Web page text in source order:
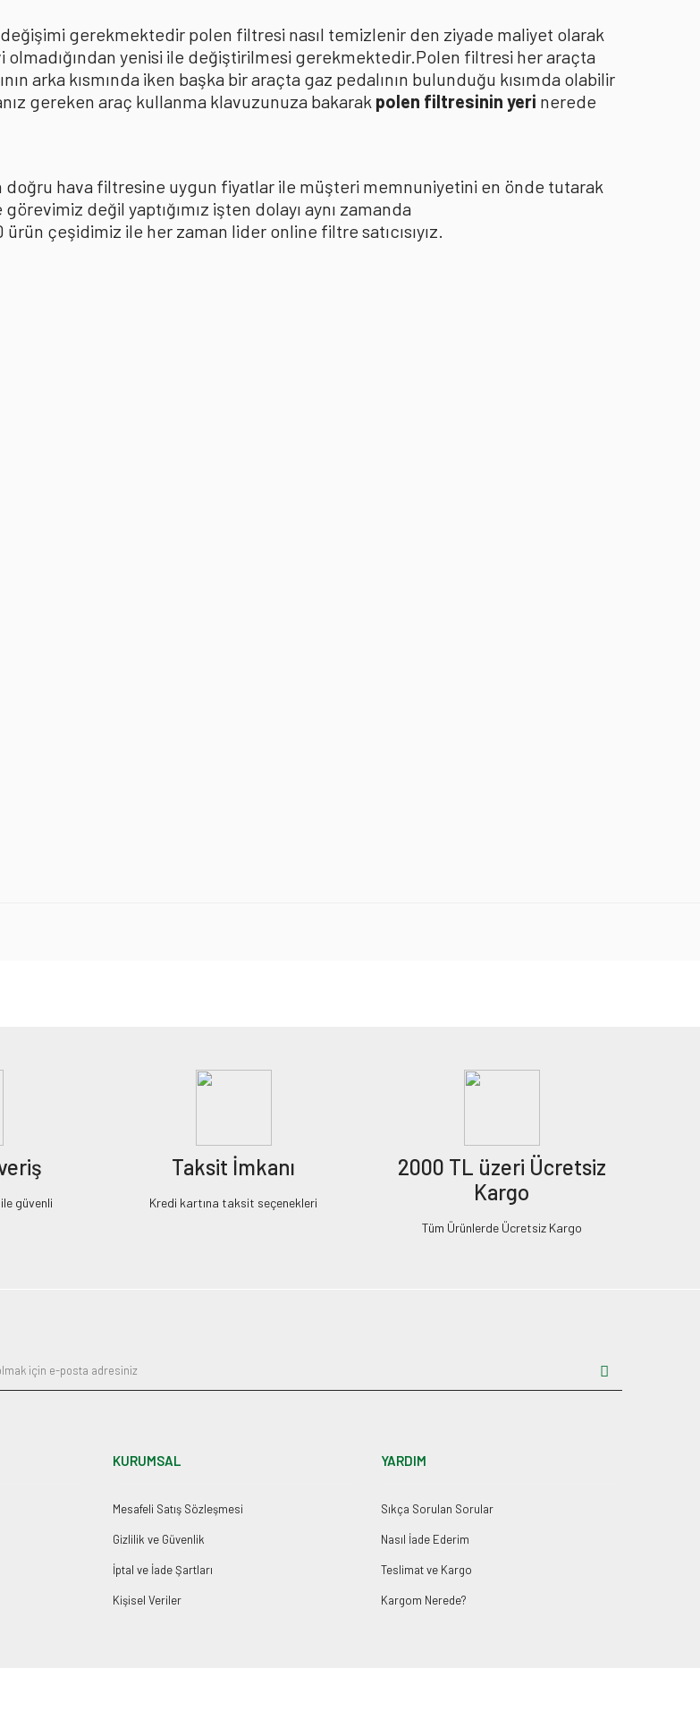
gerekmektedir polen filtresi nasıl temizlenir den ziyade maliyet olarak
olmadığından yenisi ile değiştirilmesi gerekmektedir.Polen filtresi her araçta
arka kısmında iken başka bir araçta gaz pedalının bulunduğu kısımda olabilir
gereken araç kullanma klavuzunuza bakarak polen filtresinin yeri nerede
hava filtresine uygun fiyatlar ile müşteri memnuniyetini en önde tutarak
değil yaptığımız işten dolayı aynı zamanda
çeşidimiz ile her zaman lider online filtre satıcısıyız.
güvenli
Taksit İmkanı
Kredi kartına taksit seçenekleri
2000 TL üzeri Ücretsiz
Kargo
Tüm Ürünlerde Ücretsiz Kargo
KURUMSAL
Mesafeli Satış Sözleşmesi
Gizlilik ve Güvenlik
İptal ve İade Şartları
Kişisel Veriler
YARDIM
Sıkça Sorulan Sorular
Nasıl İade Ederim
Teslimat ve Kargo
Kargom Nerede?